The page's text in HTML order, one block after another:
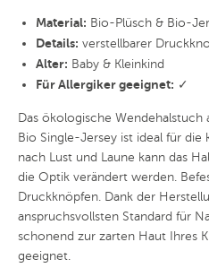
Material: Bio-Plüsch & Bio-
Details: verstellbarer
Alter: Baby & Kleinkind
Für Allergiker geeignet: ✓
Das ökologische Wendehalstuch
Bio Single-Jersey ist ideal für die
nach Lust und Laune kann das
die Optik verändert werden.
Druckknöpfen. Dank der
anspruchsvollsten Standard für
schonend zur zarten Haut Ihres
geeignet.